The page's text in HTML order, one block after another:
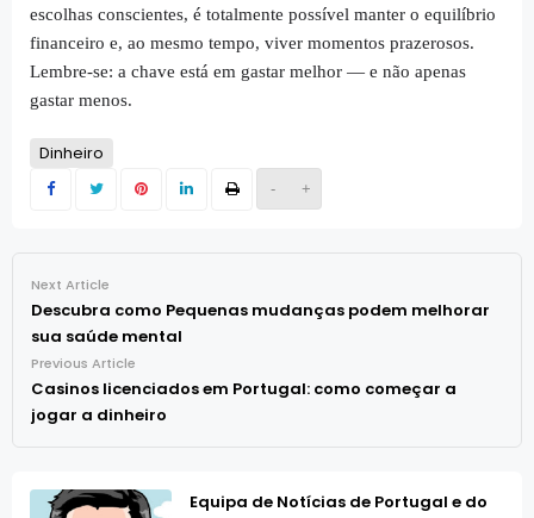
- +
escolhas conscientes, é totalmente possível manter o equilíbrio
financeiro e, ao mesmo tempo, viver momentos prazerosos.
Lembre-se: a chave está em gastar melhor — e não apenas
gastar menos.
Dinheiro
Next Article
Descubra como Pequenas mudanças podem melhorar
sua saúde mental
Previous Article
Casinos licenciados em Portugal: como começar a
jogar a dinheiro
Equipa de Notícias de Portugal e do